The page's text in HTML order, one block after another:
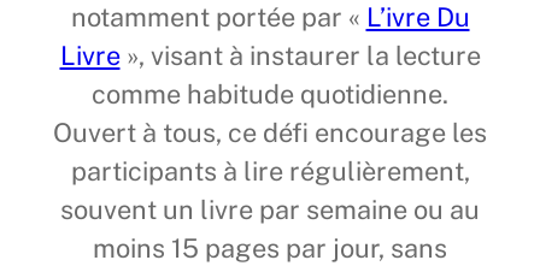
notamment portée par « L’ivre Du
Livre», visant à instaurer la lecture
comme habitude quotidienne.
Ouvert à tous, ce défi encourage les
participants à lire régulièrement,
souvent un livre par semaine ou au
moins 15 pages par jour, sans